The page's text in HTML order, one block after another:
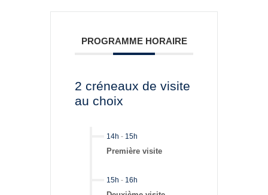
PROGRAMME HORAIRE
2 créneaux de visite
au choix
14h - 15h
Première visite
15h - 16h